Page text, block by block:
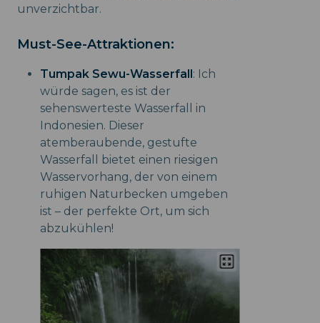
unverzichtbar.
Must-See-Attraktionen:
Tumpak Sewu-Wasserfall : Ich
würde sagen, es ist der
sehenswerteste Wasserfall in
Indonesien. Dieser
atemberaubende, gestufte
Wasserfall bietet einen riesigen
Wasservorhang, der von einem
ruhigen Naturbecken umgeben
ist – der perfekte Ort, um sich
abzukühlen!